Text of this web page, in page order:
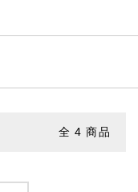
全 4 商品